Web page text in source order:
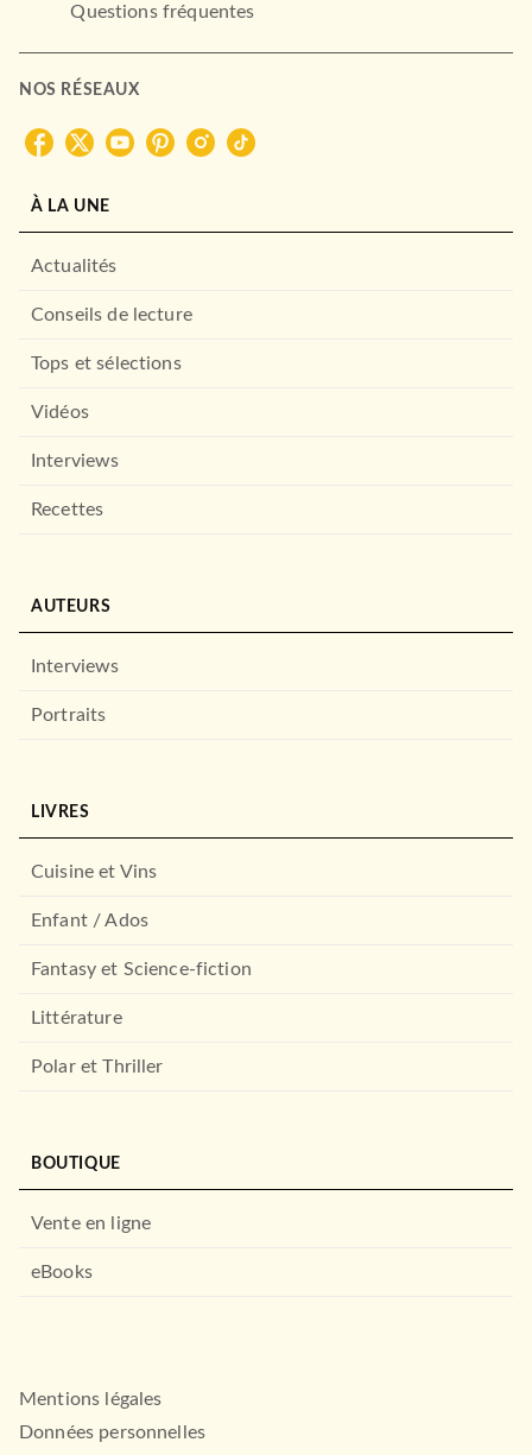
Questions fréquentes
NOS RÉSEAUX
À LA UNE
Actualités
Conseils de lecture
Tops et sélections
Vidéos
Interviews
Recettes
AUTEURS
Interviews
Portraits
LIVRES
Cuisine et Vins
Enfant / Ados
Fantasy et Science-fiction
Littérature
Polar et Thriller
BOUTIQUE
Vente en ligne
eBooks
Mentions légales
Données personnelles